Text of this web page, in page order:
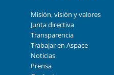
Misión, visión y valores
Junta directiva
Transparencia
Trabajar en Aspace
Noticias
Prensa